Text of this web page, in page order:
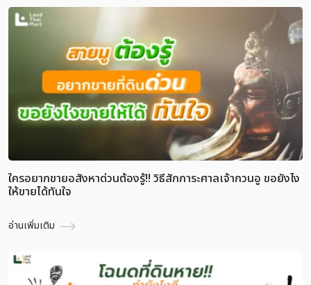
ใครอยากขายอสังหาด่วนต้องรู้!! วิธีสักการะศาลเจ้ากวนอู ขอยังไง
ให้ขายได้ทันใจ
อ่านเพิ่มเติม